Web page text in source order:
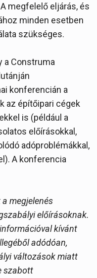
megfelelő eljárás, és
minden esetben
szükséges.
a Construma
konferencián a
az építőipari cégek
is (például a
előírásokkal,
adóproblémákkal,
A konferencia
megjelenés
előírásoknak.
kívánt
adódóan,
változások miatt
szabott